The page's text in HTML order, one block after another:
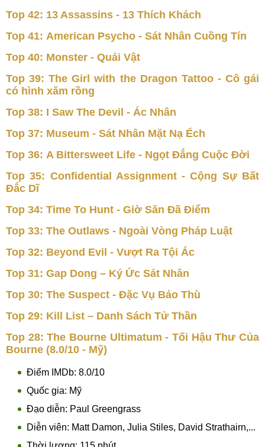
Top 42: 13 Assassins - 13 Thích Khách
Top 41: American Psycho - Sát Nhân Cuồng Tín
Top 40: Monster - Quái Vật
Top 39: The Girl with the Dragon Tattoo - Cô gái
có hình xăm rồng
Top 38: I Saw The Devil - Ác Nhân
Top 37: Museum - Sát Nhân Mặt Nạ Ếch
Top 36: A Bittersweet Life - Ngọt Đắng Cuộc Đời
Top 35: Confidential Assignment - Cộng Sự Bất
Đắc Dĩ
Top 34: Time To Hunt - Giờ Săn Đã Điểm
Top 33: The Outlaws - Ngoài Vòng Pháp Luật
Top 32: Beyond Evil - Vượt Ra Tội Ác
Top 31: Gap Dong – Ký Ức Sát Nhân
Top 30: The Suspect - Đặc Vụ Báo Thù
Top 29: Kill List – Danh Sách Tử Thần
Top 28: The Bourne Ultimatum - Tối Hậu Thư Của
Bourne (8.0/10 - Mỹ)
Điểm IMDb: 8.0/10
Quốc gia: Mỹ
Đạo diễn: Paul Greengrass
Diễn viên: Matt Damon, Julia Stiles, David Strathairn,...